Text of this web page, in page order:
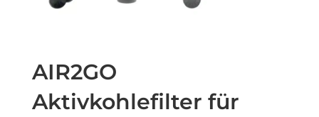
AIR2GO
Aktivkohlefilter für